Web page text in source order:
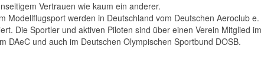
Vertrauen wie kaum ein anderer.
Modellflugsport werden in Deutschland vom Deutschen Aeroclub
Die Sportler und aktiven Piloten sind über einen Verein Mitglied
DAeC und auch im Deutschen Olympischen Sportbund DOSB.